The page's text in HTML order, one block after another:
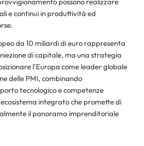
e continui in produttività ed
da 10 miliardi di euro rappresenta
di capitale, ma una strategia
l’Europa come leader globale
delle PMI, combinando
tecnologico e competenze
ecosistema integrato che promette di
il panorama imprenditoriale